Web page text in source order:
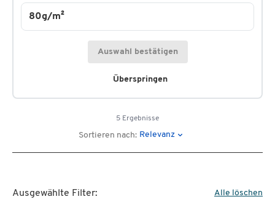
Überspringen
80g/m²
Auswahl bestätigen
5 Ergebnisse
Sortieren nach: Relevanz
Ausgewählte Filter: Alle löschen